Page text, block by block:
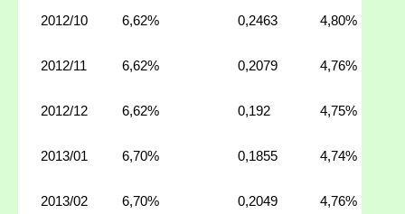
2012/10 6,62% 0,2463 4,80%
2012/11 6,62% 0,2079 4,76%
2012/12 6,62% 0,192 4,75%
2013/01 6,70% 0,1855 4,74%
2013/02 6,70% 0,2049 4,76%